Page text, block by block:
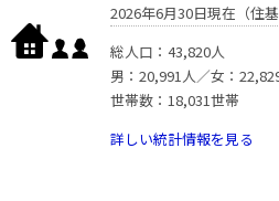
2026年6月30日現在（住基
総人口：43,820人
男：20,991人／女：
世帯数：18,031世帯
詳しい統計情報を見る